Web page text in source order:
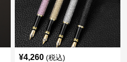
¥4,260 (税込)